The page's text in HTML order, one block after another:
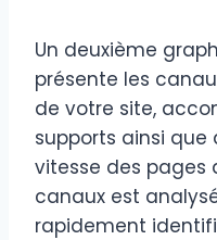
Un deuxième
présente les
de votre site,
supports ainsi que
vitesse des pages
canaux est
rapidement